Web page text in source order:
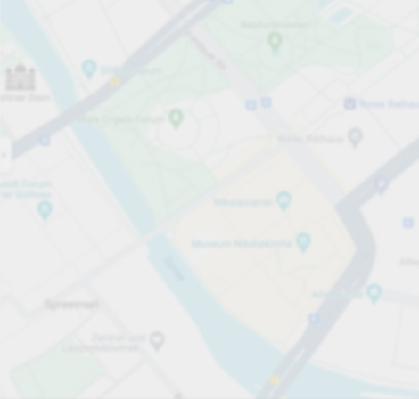
Öppet nu
från 900,00 kr
Priser och betalning